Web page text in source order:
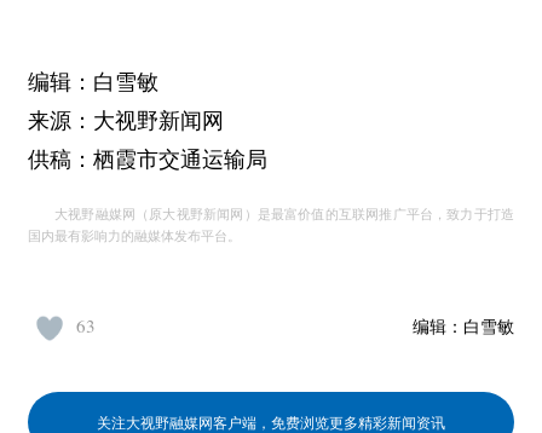
编辑：白雪敏
来源：大视野新闻网
供稿：栖霞市交通运输局
大视野融媒网（原大视野新闻网）是最富价值的互联网推广平台，致力于打造
国内最有影响力的融媒体发布平台。
编辑： 白雪敏
63
关注大视野融媒网客户端，免费浏览更多精彩新闻资讯